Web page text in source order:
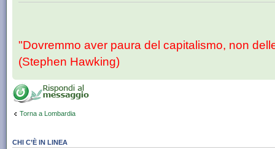
"Dovremmo aver paura del capitalismo, non
(Stephen Hawking)
Torna a Lombardia
CHI C’È IN LINEA